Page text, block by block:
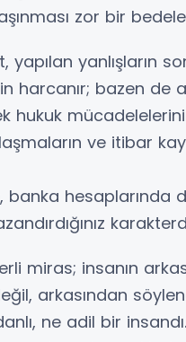
zor bir
yanlışların
harcanır; bazen de
hukuk
ve itibar
banka hesaplarında
miras; insanın
arkasından
ne adil bir